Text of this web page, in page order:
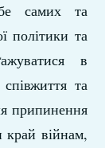
самих та
політики та
в
та
припинення
край війнам,